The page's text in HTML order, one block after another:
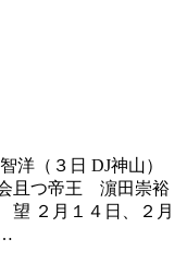
（３日 DJ神山）
且つ帝王 濵田崇裕
２月１４日、２月